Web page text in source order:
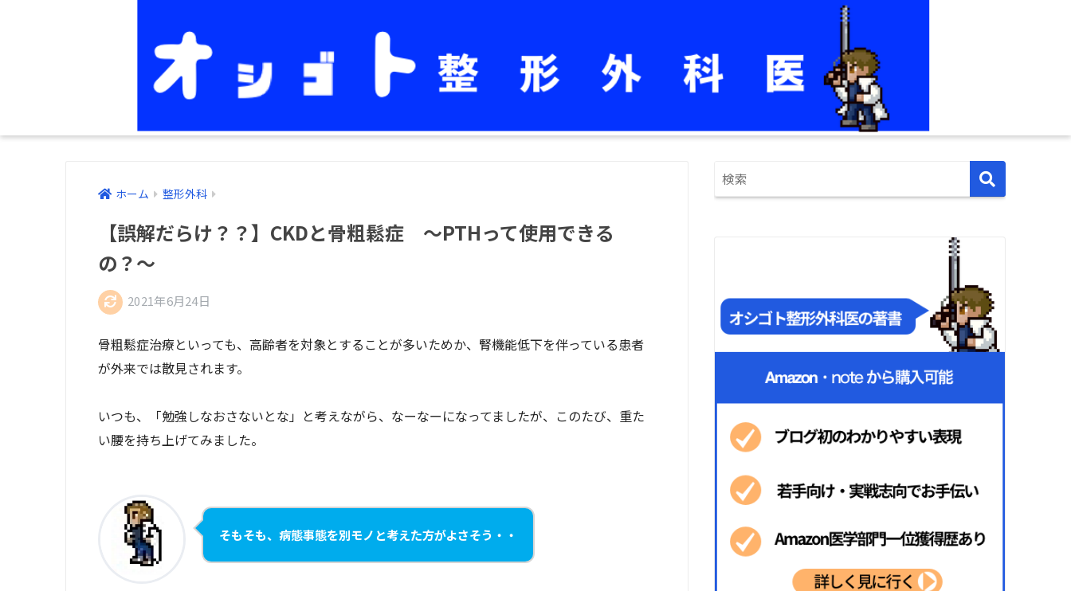
ホーム 整形外科
【誤解だらけ？？】CKDと骨粗鬆症 〜PTHって使用できる
の？〜
2021年6月24日
骨粗鬆症治療といっても、高齢者を対象とすることが多いためか、腎機能低下を伴っている患者
が外来では散見されます。
いつも、「勉強しなおさないとな」と考えながら、なーなーになってましたが、このたび、重た
い腰を持ち上げてみました。
そもそも、病態事態を別モノと考えた方がよさそう・・